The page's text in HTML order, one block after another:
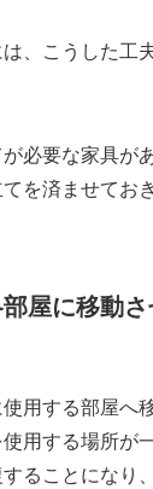
、こうした工
必要な家具が
を済ませてお
屋に移動さ
用する部屋へ
用する場所が
ることになり